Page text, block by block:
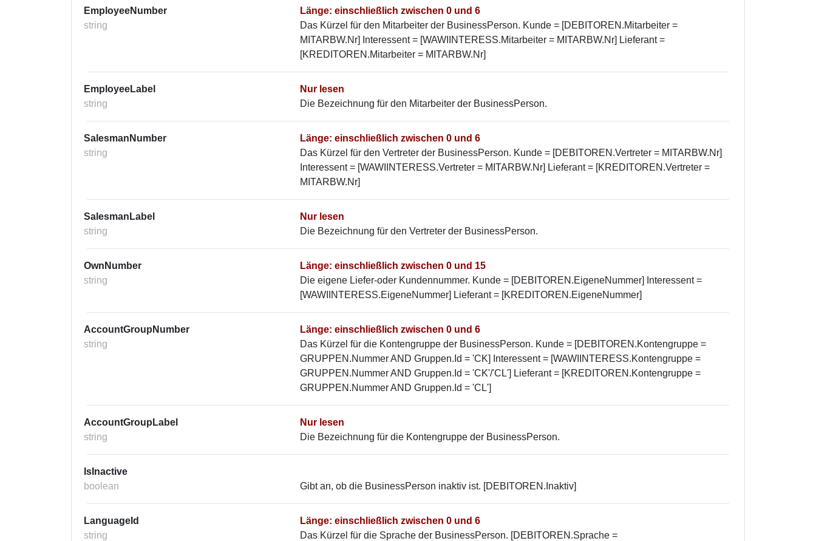
EmployeeNumber
string
Länge: einschließlich zwischen 0 und 6
Das Kürzel für den Mitarbeiter der BusinessPerson. Kunde = [DEBITOREN.Mitarbeiter =
MITARBW.Nr] Interessent = [WAWIINTERESS.Mitarbeiter = MITARBW.Nr] Lieferant =
[KREDITOREN.Mitarbeiter = MITARBW.Nr]
EmployeeLabel
string
Nur lesen
Die Bezeichnung für den Mitarbeiter der BusinessPerson.
SalesmanNumber
string
Länge: einschließlich zwischen 0 und 6
Das Kürzel für den Vertreter der BusinessPerson. Kunde = [DEBITOREN.Vertreter = MITARBW.Nr]
Interessent = [WAWIINTERESS.Vertreter = MITARBW.Nr] Lieferant = [KREDITOREN.Vertreter =
MITARBW.Nr]
SalesmanLabel
string
Nur lesen
Die Bezeichnung für den Vertreter der BusinessPerson.
OwnNumber
string
Länge: einschließlich zwischen 0 und 15
Die eigene Liefer-oder Kundennummer. Kunde = [DEBITOREN.EigeneNummer] Interessent =
[WAWIINTERESS.EigeneNummer] Lieferant = [KREDITOREN.EigeneNummer]
AccountGroupNumber
string
Länge: einschließlich zwischen 0 und 6
Das Kürzel für die Kontengruppe der BusinessPerson. Kunde = [DEBITOREN.Kontengruppe =
GRUPPEN.Nummer AND Gruppen.Id = 'CK] Interessent = [WAWIINTERESS.Kontengruppe =
GRUPPEN.Nummer AND Gruppen.Id = 'CK'/'CL'] Lieferant = [KREDITOREN.Kontengruppe =
GRUPPEN.Nummer AND Gruppen.Id = 'CL']
AccountGroupLabel
string
Nur lesen
Die Bezeichnung für die Kontengruppe der BusinessPerson.
IsInactive
boolean
Gibt an, ob die BusinessPerson inaktiv ist. [DEBITOREN.Inaktiv]
LanguageId
string
Länge: einschließlich zwischen 0 und 6
Das Kürzel für die Sprache der BusinessPerson. [DEBITOREN.Sprache =